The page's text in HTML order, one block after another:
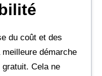
du coût et des
meilleure démarche
Cela ne